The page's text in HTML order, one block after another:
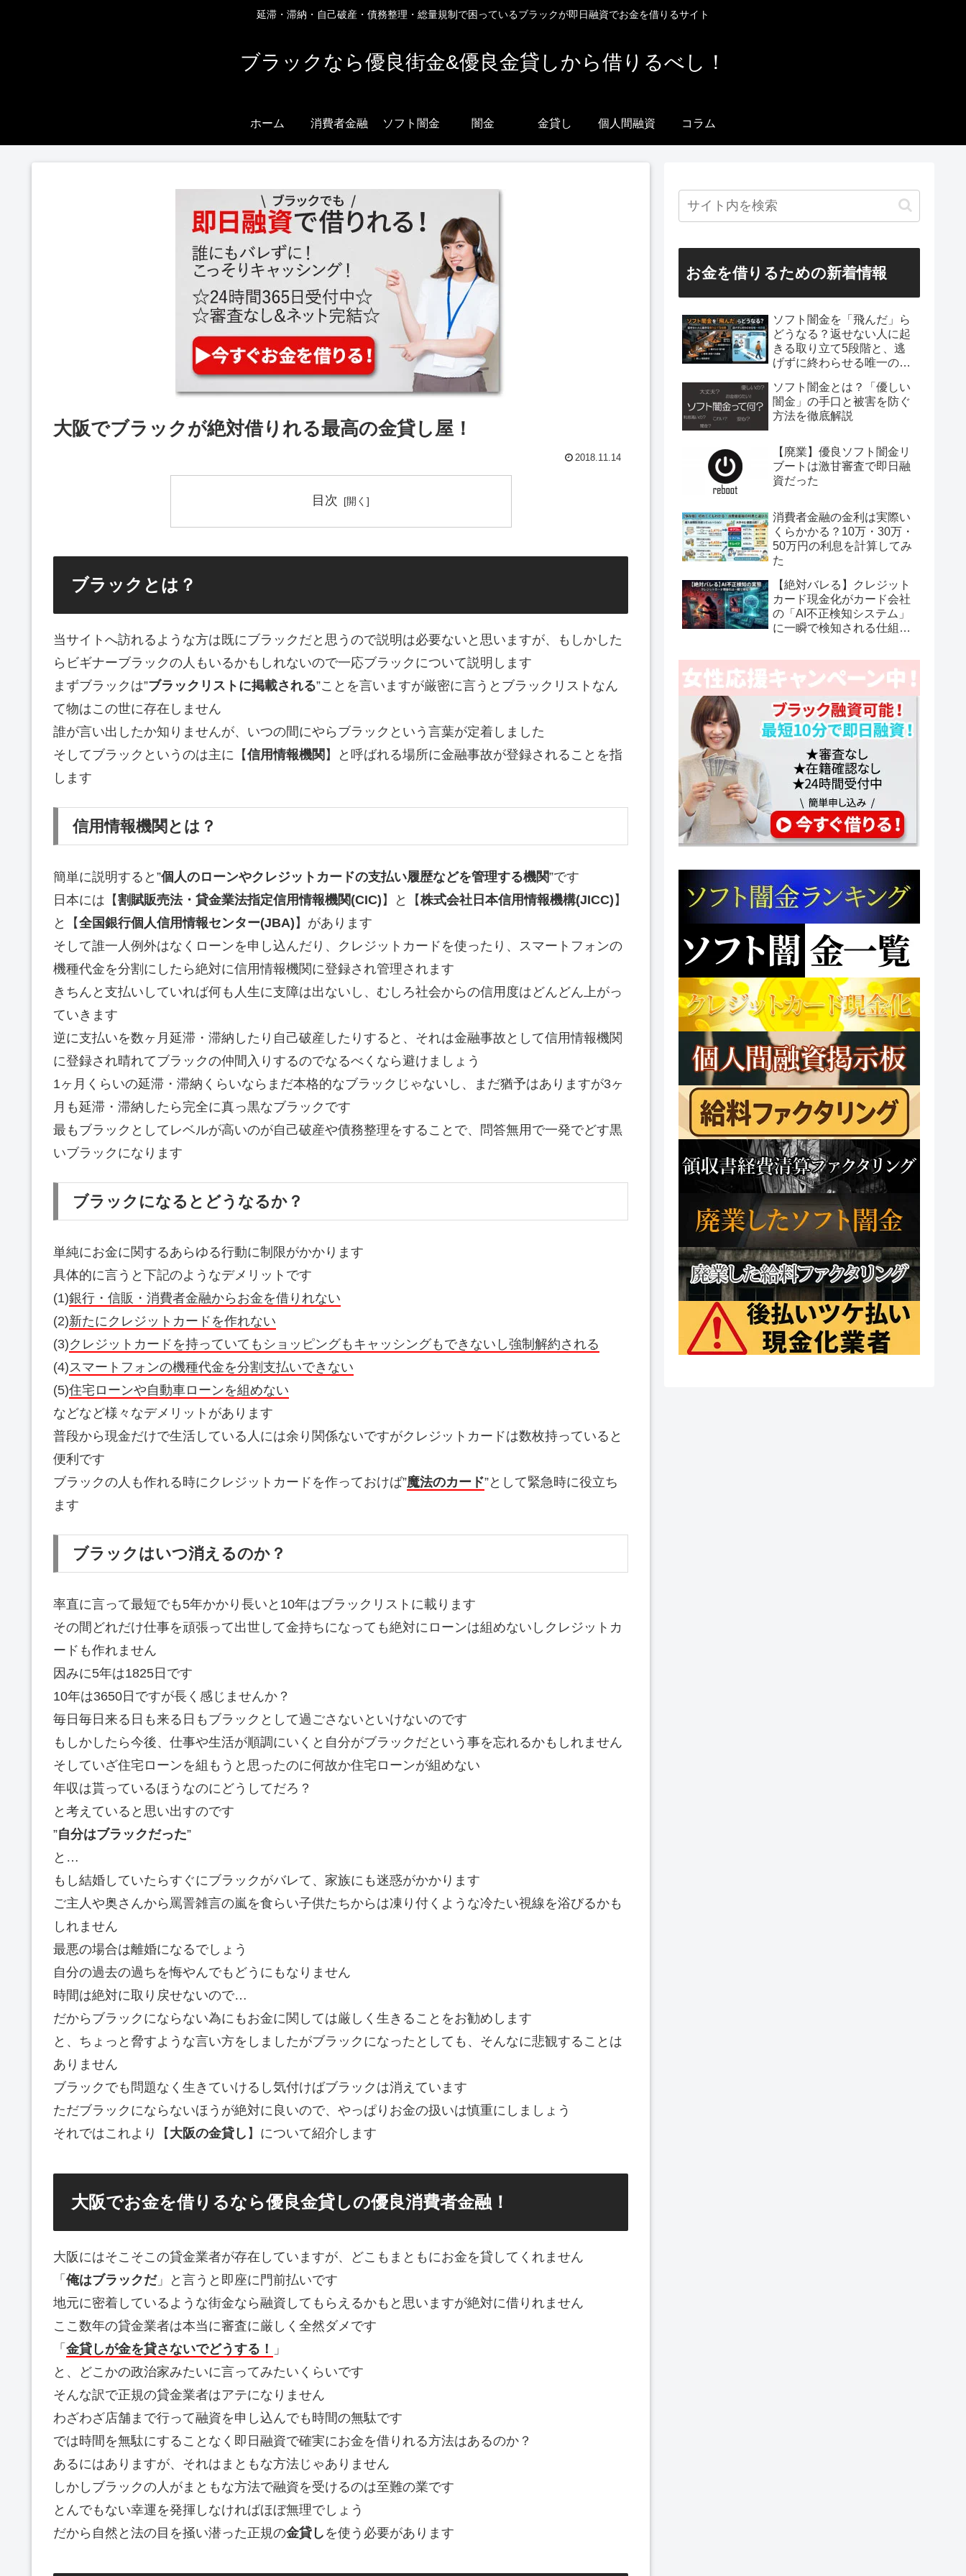
延滞・滞納・自己破産・債務整理・総量規制で困っているブラックが即日融資でお金を借りるサイト
ブラックなら優良街金&優良金貸しから借りるべし！
ホーム 消費者金融 ソフト闇金 闇金 金貸し 個人間融資 コラム
大阪でブラックが絶対借りれる最高の金貸し屋！
2018.11.14
目次
ブラックとは？
当サイトへ訪れるような方は既にブラックだと思うので説明は必要ないと思いますが、もしかした
らビギナーブラックの人もいるかもしれないので一応ブラックについて説明します
まずブラックは”ブラックリストに掲載される”ことを言いますが厳密に言うとブラックリストなん
て物はこの世に存在しません
誰が言い出したか知りませんが、いつの間にやらブラックという言葉が定着しました
そしてブラックというのは主に【信用情報機関 】と呼ばれる場所に金融事故が登録されることを指
します
信用情報機関とは？
簡単に説明すると”個人のローンやクレジットカードの支払い履歴などを管理する機関”です
日本には【割賦販売法・貸金業法指定信用情報機関(CIC) 】と【株式会社日本信用情報機構(JICC) 】
と【全国銀行個人信用情報センター(JBA) 】があります
そして誰一人例外はなくローンを申し込んだり、クレジットカードを使ったり、スマートフォンの
機種代金を分割にしたら絶対に信用情報機関に登録され管理されます
きちんと支払いしていれば何も人生に支障は出ないし、むしろ社会からの信用度はどんどん上がっ
ていきます
逆に支払いを数ヶ月延滞・滞納したり自己破産したりすると、それは金融事故として信用情報機関
に登録され晴れてブラックの仲間入りするのでなるべくなら避けましょう
1ヶ月くらいの延滞・滞納くらいならまだ本格的なブラックじゃないし、まだ猶予はありますが3ヶ
月も延滞・滞納したら完全に真っ黒なブラックです
最もブラックとしてレベルが高いのが自己破産や債務整理をすることで、問答無用で一発でどす黒
いブラックになります
ブラックになるとどうなるか？
単純にお金に関するあらゆる行動に制限がかかります
具体的に言うと下記のようなデメリットです
(1)銀行・信販・消費者金融からお金を借りれない
(2)新たにクレジットカードを作れない
(3)クレジットカードを持っていてもショッピングもキャッシングもできないし強制解約される
(4) スマートフォンの機種代金を分割支払いできない
(5)住宅ローンや自動車ローンを組めない
などなど様々なデメリットがあります
普段から現金だけで生活している人には余り関係ないですがクレジットカードは数枚持っていると
便利です
ブラックの人も作れる時にクレジットカードを作っておけば”魔法のカード”として緊急時に役立ち
ます
ブラックはいつ消えるのか？
率直に言って最短でも5年かかり長いと10年はブラックリストに載ります
その間どれだけ仕事を頑張って出世して金持ちになっても絶対にローンは組めないしクレジットカ
ードも作れません
因みに5年は1825日です
10年は3650日ですが長く感じませんか？
毎日毎日来る日も来る日もブラックとして過ごさないといけないのです
もしかしたら今後、仕事や生活が順調にいくと自分がブラックだという事を忘れるかもしれません
そしていざ住宅ローンを組もうと思ったのに何故か住宅ローンが組めない
年収は貰っているほうなのにどうしてだろ？
と考えていると思い出すのです
”自分はブラックだった”
と…
もし結婚していたらすぐにブラックがバレて、家族にも迷惑がかかります
ご主人や奥さんから罵詈雑言の嵐を食らい子供たちからは凍り付くような冷たい視線を浴びるかも
しれません
最悪の場合は離婚になるでしょう
自分の過去の過ちを悔やんでもどうにもなりません
時間は絶対に取り戻せないので…
だからブラックにならない為にもお金に関しては厳しく生きることをお勧めします
と、ちょっと脅すような言い方をしましたがブラックになったとしても、そんなに悲観することは
ありません
ブラックでも問題なく生きていけるし気付けばブラックは消えています
ただブラックにならないほうが絶対に良いので、やっぱりお金の扱いは慎重にしましょう
それではこれより【 大阪の金貸し 】について紹介します
大阪でお金を借りるなら優良金貸しの優良消費者金融！
大阪にはそこそこの貸金業者が存在していますが、どこもまともにお金を貸してくれません
「 俺はブラックだ」と言うと即座に門前払いです
地元に密着しているような街金なら融資してもらえるかもと思いますが絶対に借りれません
ここ数年の貸金業者は本当に審査に厳しく全然ダメです
「 金貸しが金を貸さないでどうする！
」
と、どこかの政治家みたいに言ってみたいくらいです
そんな訳で正規の貸金業者はアテになりません
わざわざ店舗まで行って融資を申し込んでも時間の無駄です
では時間を無駄にすることなく即日融資で確実にお金を借りれる方法はあるのか？
あるにはありますが、それはまともな方法じゃありません
しかしブラックの人がまともな方法で融資を受けるのは至難の業です
とんでもない幸運を発揮しなければほぼ無理でしょう
だから自然と法の目を掻い潜った正規の金貸し を使う必要があります
お金を借りるための新着情報
ソフト闇金を「飛んだ」ら
どうなる？返せない人に起
きる取り立て5段階と、逃
げずに終わらせる唯一の方
ソフト闇金とは？「優しい
闇金」の手口と被害を防ぐ
方法を徹底解説
【廃業】優良ソフト闇金リ
ブートは激甘審査で即日融
資だった
消費者金融の金利は実際い
くらかかる？10万・30万・
50万円の利息を計算してみ
た
【絶対バレる】クレジット
カード現金化がカード会社
の「AI不正検知システム」
に一瞬で検知される仕組み